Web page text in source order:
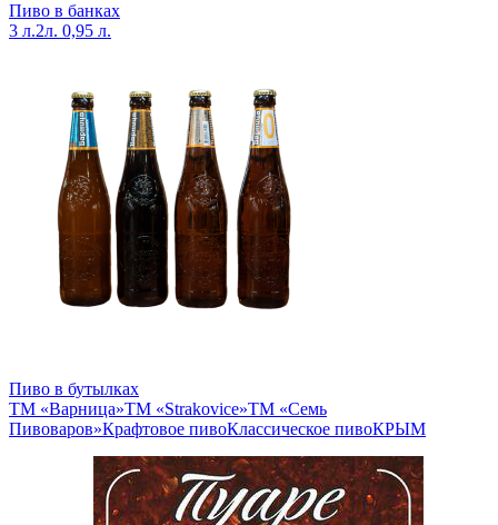
Пиво в банках
3 л.2л. 0,95 л.
Пиво в бутылках
ТМ «Варница»ТМ «Strakovice»ТМ «Семь
Пивоваров»Крафтовое пивоКлассическое пивоКРЫМ